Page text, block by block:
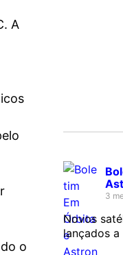
A
o
3
Novos
lançados a